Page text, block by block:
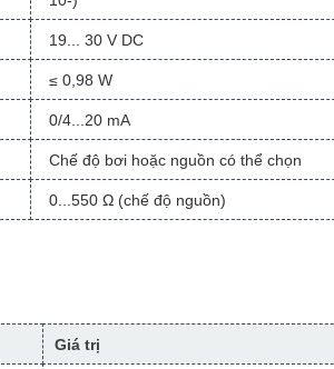
19... 30 V DC
≤ 0,98 W
0/4...20 mA
Chế độ bơi hoặc nguồn có thể chọn
0...550 Ω (chế độ nguồn)
Giá trị